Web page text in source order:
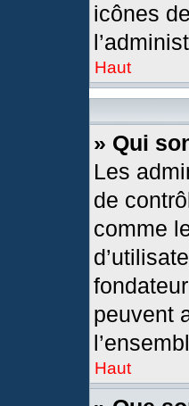
icônes
Haut
» Qui
Les
de
comme
peuvent
Haut